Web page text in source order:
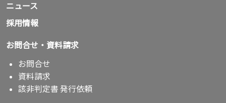
ニュース
採用情報
お問合せ・資料請求
お問合せ
資料請求
該非判定書 発行依頼